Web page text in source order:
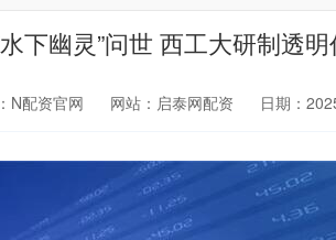
下幽灵”问世 西工大研制透
N配资官网 网站：启泰网配资 日期：